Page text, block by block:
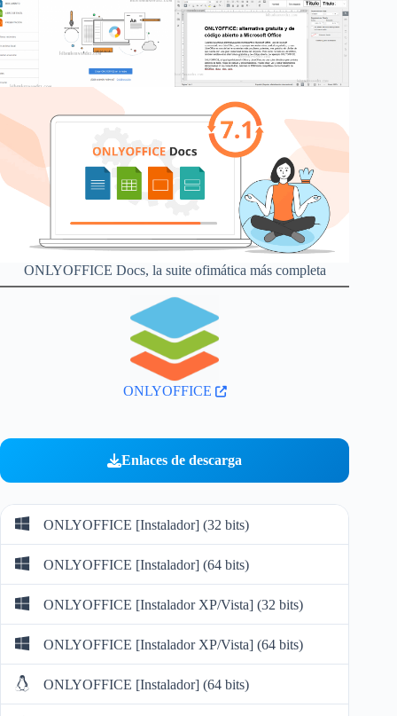
ONLYOFFICE Docs, la suite ofimática más completa
ONLYOFFICE
Enlaces de descarga
ONLYOFFICE [Instalador] (32 bits)
ONLYOFFICE [Instalador] (64 bits)
ONLYOFFICE [Instalador XP/Vista] (32 bits)
ONLYOFFICE [Instalador XP/Vista] (64 bits)
ONLYOFFICE [Instalador] (64 bits)